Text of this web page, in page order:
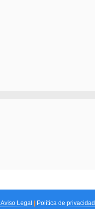
Aviso Legal
Política de privacidad